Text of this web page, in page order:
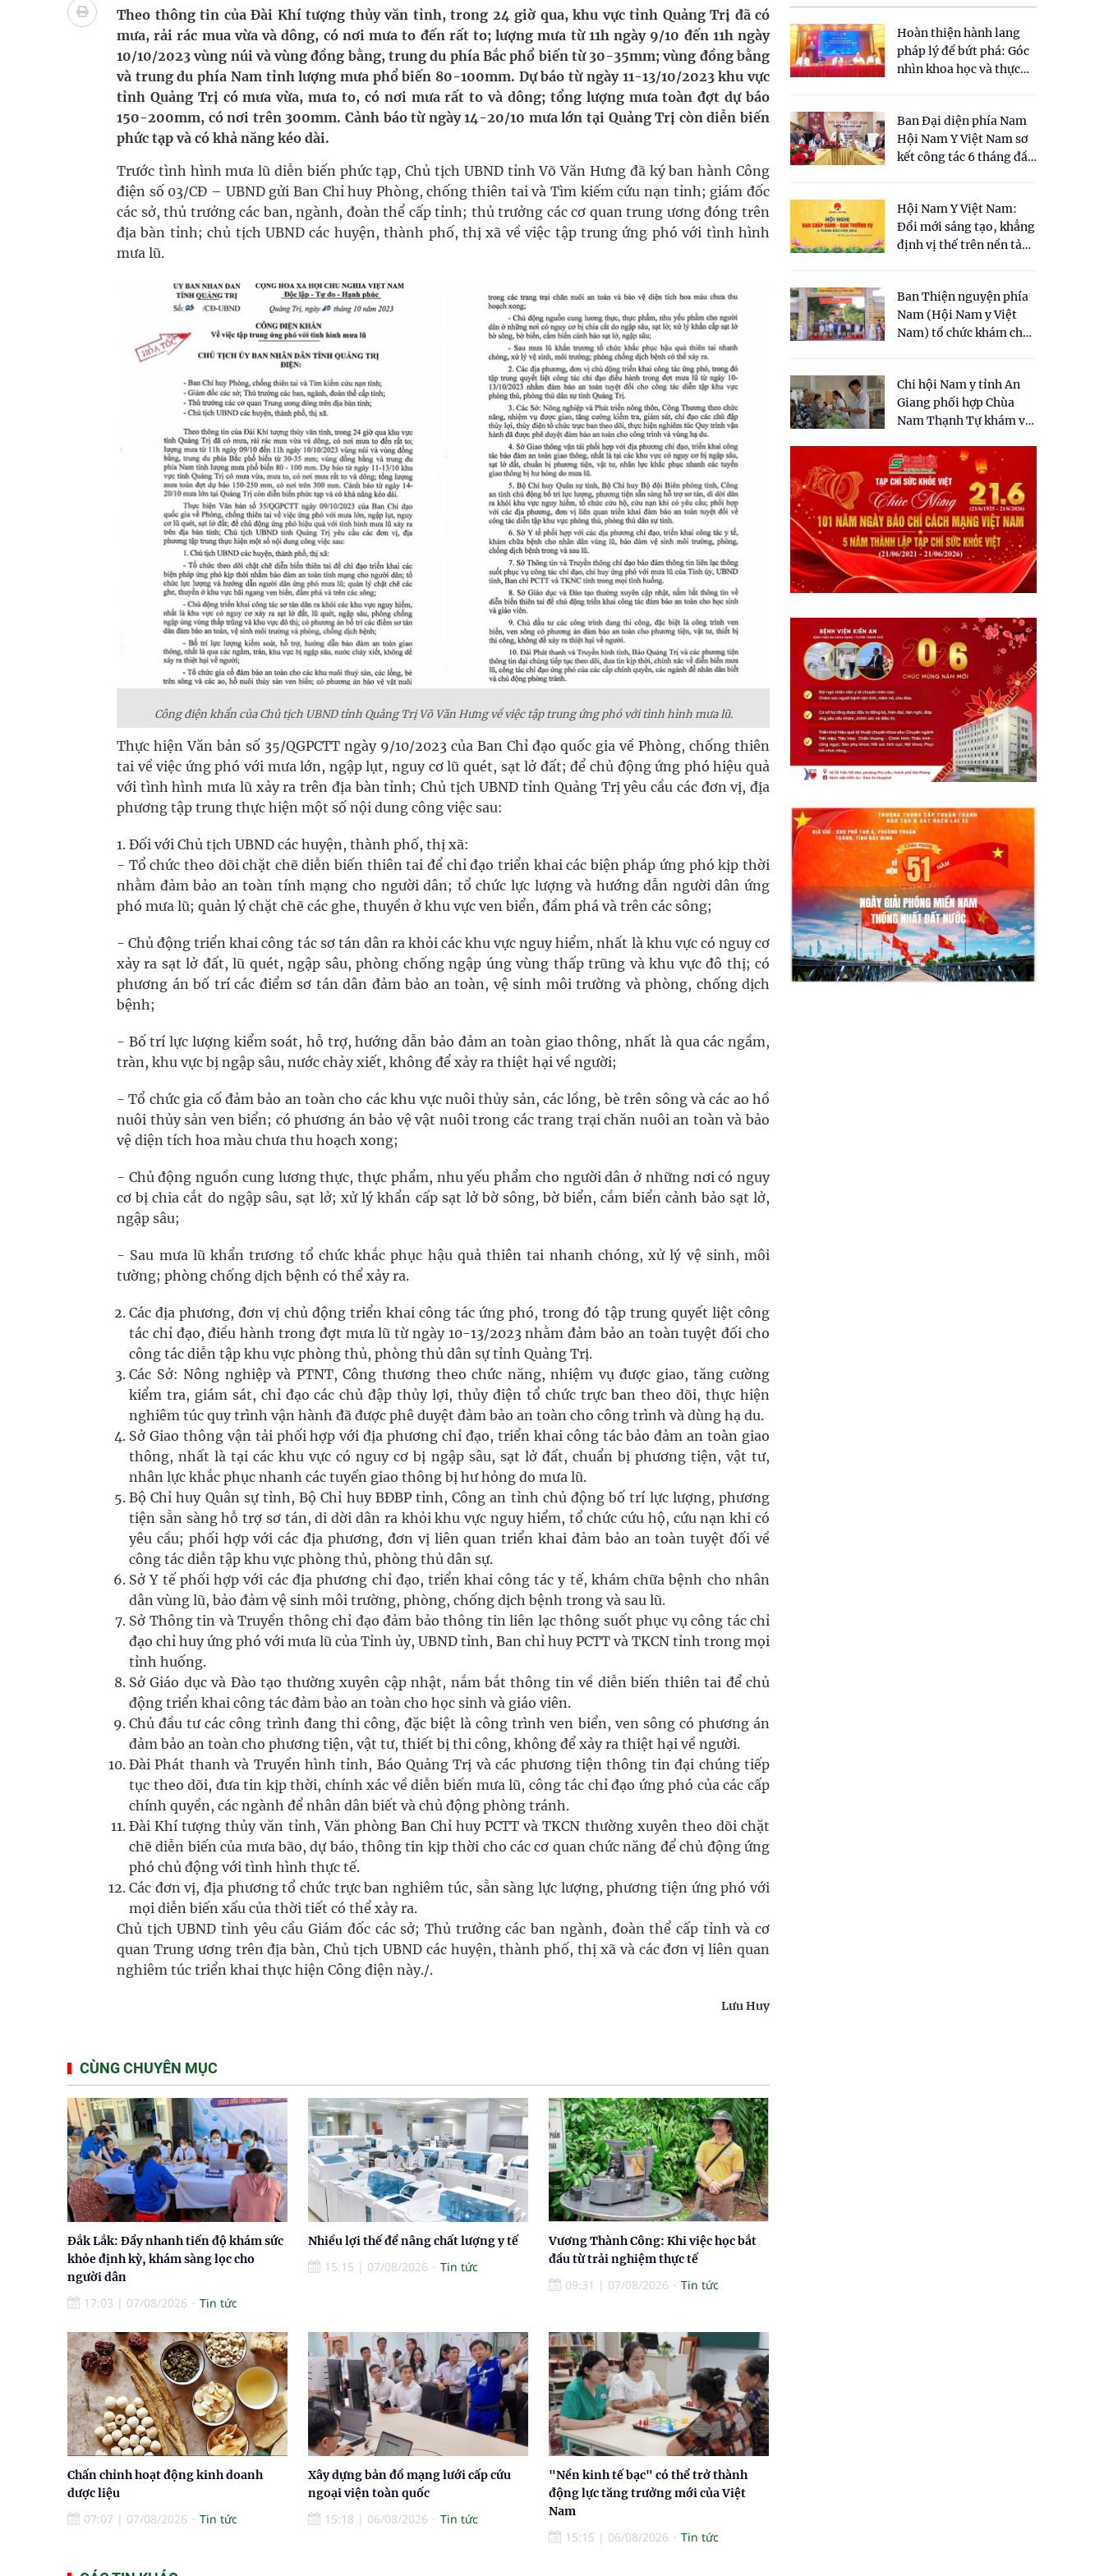
Quan Bằng Chứng Dược Lý Và Cơ Chế Phân Tử
Xây dựng bản đồ mạng lưới cấp cứu ngoại viện toàn quốc
"Nền kinh tế bạc" có thể trở thành động lực tăng trưởng mới của Việt Nam
Đắk Lắk: Đẩy nhanh tiến độ khám sức khỏe định kỳ, khám sàng lọc cho người dân
Theo thông tin của Đài Khí tượng thủy văn tỉnh, trong 24 giờ qua, khu vực tỉnh Quảng Trị đã có
mưa, rải rác mua vừa và dông, có nơi mưa to đến rất to; lượng mưa từ 11h ngày 9/10 đến 11h ngày
10/10/2023 vùng núi và vùng đồng bằng, trung du phía Bắc phổ biến từ 30-35mm; vùng đồng bằng
và trung du phía Nam tỉnh lượng mưa phổ biến 80-100mm. Dự báo từ ngày 11-13/10/2023 khu vực
tỉnh Quảng Trị có mưa vừa, mưa to, có nơi mưa rất to và dông; tổng lượng mưa toàn đợt dự báo
150-200mm, có nơi trên 300mm. Cảnh báo từ ngày 14-20/10 mưa lớn tại Quảng Trị còn diễn biến
phức tạp và có khả năng kéo dài.
Trước tình hình mưa lũ diễn biến phức tạp, Chủ tịch UBND tỉnh Võ Văn Hưng đã ký ban hành Công
điện số 03/CĐ – UBND gửi Ban Chỉ huy Phòng, chống thiên tai và Tìm kiếm cứu nạn tỉnh; giám đốc
các sở, thủ trưởng các ban, ngành, đoàn thể cấp tỉnh; thủ trưởng các cơ quan trung ương đóng trên
địa bàn tỉnh; chủ tịch UBND các huyện, thành phố, thị xã về việc tập trung ứng phó với tình hình
mưa lũ.
Công điện khẩn của Chủ tịch UBND tỉnh Quảng Trị Võ Văn Hưng về việc tập trung ứng phó với tình hình mưa lũ.
Thực hiện Văn bản số 35/QGPCTT ngày 9/10/2023 của Ban Chỉ đạo quốc gia về Phòng, chống thiên
tai về việc ứng phó với mưa lớn, ngập lụt, nguy cơ lũ quét, sạt lở đất; để chủ động ứng phó hiệu quả
với tình hình mưa lũ xảy ra trên địa bàn tỉnh; Chủ tịch UBND tỉnh Quảng Trị yêu cầu các đơn vị, địa
phương tập trung thực hiện một số nội dung công việc sau:
Đối với Chủ tịch UBND các huyện, thành phố, thị xã:
- Tổ chức theo dõi chặt chẽ diễn biến thiên tai để chỉ đạo triển khai các biện pháp ứng phó kịp thời
nhằm đảm bảo an toàn tính mạng cho người dân; tổ chức lực lượng và hướng dẫn người dân ứng
phó mưa lũ; quản lý chặt chẽ các ghe, thuyền ở khu vực ven biển, đầm phá và trên các sông;
- Chủ động triển khai công tác sơ tán dân ra khỏi các khu vực nguy hiểm, nhất là khu vực có nguy cơ
xảy ra sạt lở đất, lũ quét, ngập sâu, phòng chống ngập úng vùng thấp trũng và khu vực đô thị; có
phương án bố trí các điểm sơ tán dân đảm bảo an toàn, vệ sinh môi trường và phòng, chống dịch
bệnh;
- Bố trí lực lượng kiểm soát, hỗ trợ, hướng dẫn bảo đảm an toàn giao thông, nhất là qua các ngầm,
tràn, khu vực bị ngập sâu, nước chảy xiết, không để xảy ra thiệt hại về người;
- Tổ chức gia cố đảm bảo an toàn cho các khu vực nuôi thủy sản, các lồng, bè trên sông và các ao hồ
nuôi thủy sản ven biển; có phương án bảo vệ vật nuôi trong các trang trại chăn nuôi an toàn và bảo
vệ diện tích hoa màu chưa thu hoạch xong;
- Chủ động nguồn cung lương thực, thực phẩm, nhu yếu phẩm cho người dân ở những nơi có nguy
cơ bị chia cắt do ngập sâu, sạt lở; xử lý khẩn cấp sạt lở bờ sông, bờ biển, cắm biển cảnh bảo sạt lở,
ngập sâu;
- Sau mưa lũ khẩn trương tổ chức khắc phục hậu quả thiên tai nhanh chóng, xử lý vệ sinh, môi
tường; phòng chống dịch bệnh có thể xảy ra.
Các địa phương, đơn vị chủ động triển khai công tác ứng phó, trong đó tập trung quyết liệt công
tác chỉ đạo, điều hành trong đợt mưa lũ từ ngày 10-13/2023 nhằm đảm bảo an toàn tuyệt đối cho
công tác diễn tập khu vực phòng thủ, phòng thủ dân sự tỉnh Quảng Trị.
Các Sở: Nông nghiệp và PTNT, Công thương theo chức năng, nhiệm vụ được giao, tăng cường
kiểm tra, giám sát, chỉ đạo các chủ đập thủy lợi, thủy điện tổ chức trực ban theo dõi, thực hiện
nghiêm túc quy trình vận hành đã được phê duyệt đảm bảo an toàn cho công trình và dùng hạ du.
Sở Giao thông vận tải phối hợp với địa phương chỉ đạo, triển khai công tác bảo đảm an toàn giao
thông, nhất là tại các khu vực có nguy cơ bị ngập sâu, sạt lở đất, chuẩn bị phương tiện, vật tư,
nhân lực khắc phục nhanh các tuyến giao thông bị hư hỏng do mưa lũ.
Bộ Chỉ huy Quân sự tỉnh, Bộ Chỉ huy BĐBP tỉnh, Công an tỉnh chủ động bố trí lực lượng, phương
tiện sẵn sàng hỗ trợ sơ tán, di dời dân ra khỏi khu vực nguy hiểm, tổ chức cứu hộ, cứu nạn khi có
yêu cầu; phối hợp với các địa phương, đơn vị liên quan triển khai đảm bảo an toàn tuyệt đối về
công tác diễn tập khu vực phòng thủ, phòng thủ dân sự.
Sở Y tế phối hợp với các địa phương chỉ đạo, triển khai công tác y tế, khám chữa bệnh cho nhân
dân vùng lũ, bảo đảm vệ sinh môi trường, phòng, chống dịch bệnh trong và sau lũ.
Sở Thông tin và Truyền thông chỉ đạo đảm bảo thông tin liên lạc thông suốt phục vụ công tác chỉ
đạo chỉ huy ứng phó với mưa lũ của Tỉnh ủy, UBND tỉnh, Ban chỉ huy PCTT và TKCN tỉnh trong mọi
tỉnh huống.
Sở Giáo dục và Đào tạo thường xuyên cập nhật, nắm bắt thông tin về diễn biến thiên tai để chủ
động triển khai công tác đảm bảo an toàn cho học sinh và giáo viên.
Chủ đầu tư các công trình đang thi công, đặc biệt là công trình ven biển, ven sông có phương án
đảm bảo an toàn cho phương tiện, vật tư, thiết bị thi công, không để xảy ra thiệt hại về người.
Đài Phát thanh và Truyền hình tỉnh, Báo Quảng Trị và các phương tiện thông tin đại chúng tiếp
tục theo dõi, đưa tin kịp thời, chính xác về diễn biến mưa lũ, công tác chỉ đạo ứng phó của các cấp
chính quyền, các ngành để nhân dân biết và chủ động phòng tránh.
Đài Khí tượng thủy văn tỉnh, Văn phòng Ban Chỉ huy PCTT và TKCN thường xuyên theo dõi chặt
chẽ diễn biến của mưa bão, dự báo, thông tin kịp thời cho các cơ quan chức năng để chủ động ứng
phó chủ động với tình hình thực tế.
Các đơn vị, địa phương tổ chức trực ban nghiêm túc, sẵn sàng lực lượng, phương tiện ứng phó với
mọi diễn biến xấu của thời tiết có thể xảy ra.
Chủ tịch UBND tỉnh yêu cầu Giám đốc các sở; Thủ trưởng các ban ngành, đoàn thể cấp tỉnh và cơ
quan Trung ương trên địa bàn, Chủ tịch UBND các huyện, thành phố, thị xã và các đơn vị liên quan
nghiêm túc triển khai thực hiện Công điện này./.
Lưu Huy
CÙNG CHUYÊN MỤC
Đắk Lắk: Đẩy nhanh tiến độ khám sức
khỏe định kỳ, khám sàng lọc cho
người dân
17:03 | 07/08/2026 Tin tức
Nhiều lợi thế để nâng chất lượng y tế
15:15 | 07/08/2026 Tin tức
Vương Thành Công: Khi việc học bắt
đầu từ trải nghiệm thực tế
09:31 | 07/08/2026 Tin tức
Chấn chỉnh hoạt động kinh doanh
dược liệu
07:07 | 07/08/2026 Tin tức
Xây dựng bản đồ mạng lưới cấp cứu
ngoại viện toàn quốc
15:18 | 06/08/2026 Tin tức
"Nền kinh tế bạc" có thể trở thành
động lực tăng trưởng mới của Việt
Nam
15:15 | 06/08/2026 Tin tức
Hoàn thiện hành lang
pháp lý để bứt phá: Góc
nhìn khoa học và thực
cho Luật Y dược cổ
truyền Việt Nam"
Ban Đại diện phía Nam
Hội Nam Y Việt Nam sơ
kết công tác 6 tháng đầu
Hội Nam Y Việt Nam:
Đổi mới sáng tạo, khẳng
định vị thế trên nền tảng
Ban Thiện nguyện phía
Nam (Hội Nam y Việt
Nam) tổ chức khám chữa
dân tại xã Tân Tập
Chi hội Nam y tỉnh An
Giang phối hợp Chùa
Nam Thạnh Tự khám và
nhân dân